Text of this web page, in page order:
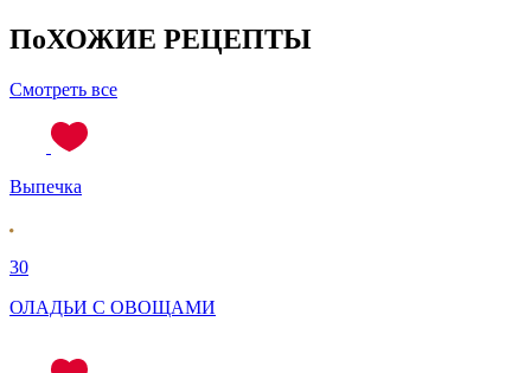
ПоХОЖИЕ РЕЦЕПТЫ
Смотреть все
Выпечка
30
ОЛАДЬИ С ОВОЩАМИ